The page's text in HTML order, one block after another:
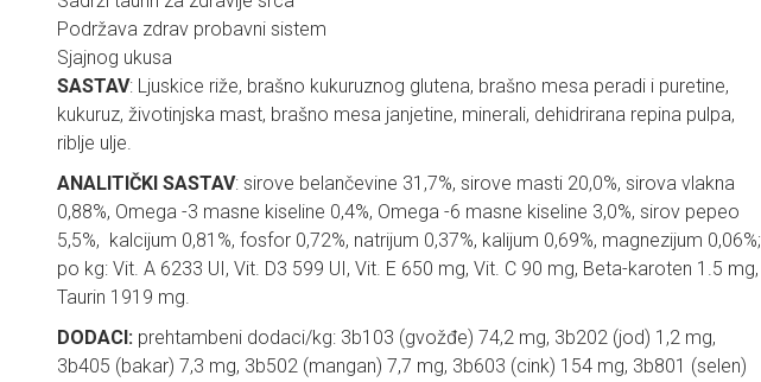
Podržava zdrav probavni sistem
Sjajnog ukusa
SASTAV: Ljuskice riže, brašno kukuruznog glutena, brašno mesa peradi i puretine,
kukuruz, životinjska mast, brašno mesa janjetine, minerali, dehidrirana repina pulpa,
riblje ulje.
ANALITIČKI SASTAV: sirove belančevine 31,7%, sirove masti 20,0%, sirova vlakna
0,88%, Omega -3 masne kiseline 0,4%, Omega -6 masne kiseline 3,0%, sirov pepeo
5,5%, kalcijum 0,81%, fosfor 0,72%, natrijum 0,37%, kalijum 0,69%, magnezijum 0,06%;
po kg: Vit. A 6233 UI, Vit. D3 599 UI, Vit. E 650 mg, Vit. C 90 mg, Beta-karoten 1.5 mg,
Taurin 1919 mg.
DODACI: prehtambeni dodaci/kg: 3b103 (gvožđe) 74,2 mg, 3b202 (jod) 1,2 mg,
3b405 (bakar) 7,3 mg, 3b502 (mangan) 7,7 mg, 3b603 (cink) 154 mg, 3b801 (selen)